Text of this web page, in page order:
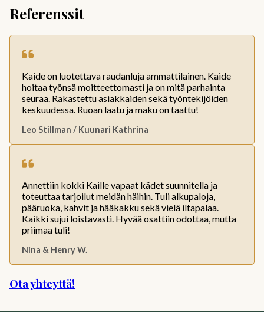
Referenssit
Kaide on luotettava raudanluja ammattilainen. Kaide
hoitaa työnsä moitteettomasti ja on mitä parhainta
seuraa. Rakastettu asiakkaiden sekä työntekijöiden
keskuudessa. Ruoan laatu ja maku on taattu!
Leo Stillman / Kuunari Kathrina
Annettiin kokki Kaille vapaat kädet suunnitella ja
toteuttaa tarjoilut meidän häihin. Tuli alkupaloja,
pääruoka, kahvit ja hääkakku sekä vielä iltapalaa.
Kaikki sujui loistavasti. Hyvää osattiin odottaa, mutta
priimaa tuli!
Nina & Henry W.
Ota yhteyttä!